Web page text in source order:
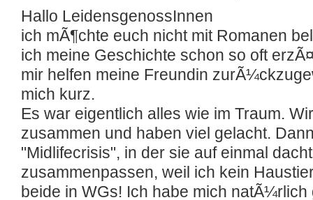
Hallo LeidensgenossInnen
ich mÃ¶chte euch nicht mit Romanen
ich meine Geschichte schon so oft
mir helfen meine Freundin
mich kurz.
Es war eigentlich alles wie im Traum.
zusammen und haben viel gelacht.
"Midlifecrisis", in der sie auf einmal
zusammenpassen, weil ich kein
beide in WGs! Ich habe mich natÃ¼rlich